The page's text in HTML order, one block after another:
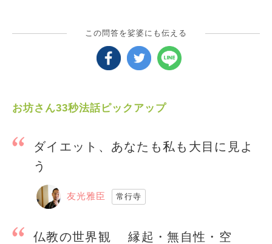
す。もうすぐ出席日数が足りず退学になっ
てしまいます。何故かはわかりませんが、
学校に対して不安を強く感じ、お腹が痛く
ずなのに、すぐに心身ともに疲れてしまい
れました。 どうしたら明るくなれ、学校に
行くことができるのでしょうか。そもそも
どうしたらいいかわかりません。
この問答を娑婆にも伝える
お坊さん33秒法話ピックアップ
ダイエット、あなたも私も大目に見よ
う
友光雅臣 常行寺
仏教の世界観 縁起・無自性・空